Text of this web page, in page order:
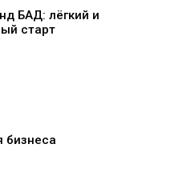
БАД: лёгкий и
старт
бизнеса